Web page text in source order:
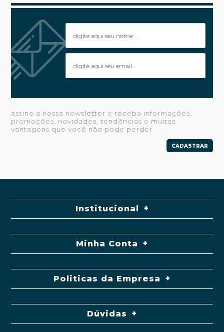
assine a nossa newsletter e receba informações,
promoções, novidades, tendências e muitas
vantagens que você não pode perder
CADASTRAR
Institucional
Minha Conta
Politicas da Empresa
Dúvidas